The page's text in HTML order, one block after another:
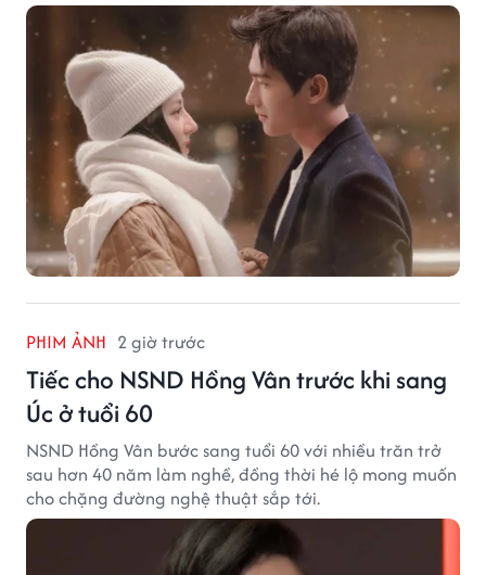
PHIM ẢNH 2 giờ trước
Tiếc cho NSND Hồng Vân trước khi sang
Úc ở tuổi 60
NSND Hồng Vân bước sang tuổi 60 với nhiều trăn trở
sau hơn 40 năm làm nghề, đồng thời hé lộ mong muốn
cho chặng đường nghệ thuật sắp tới.